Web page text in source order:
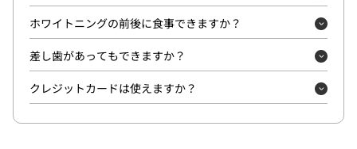
ホワイトニングの前後に食事できますか？
差し歯があってもできますか？
クレジットカードは使えますか？